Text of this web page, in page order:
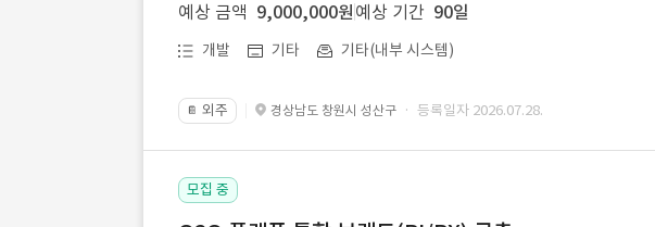
예상 금액 9,000,000원 예상 기간 90일
개발 기타 기타(내부 시스템)
📔 외주 경상남도 창원시 성산구 · 등록일자 2026.07.28.
모집 중